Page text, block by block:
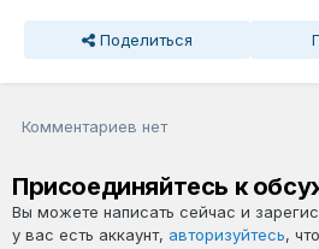
Поделиться
Комментариев нет
Присоединяйтесь к
Вы можете написать сейчас и
у вас есть аккаунт, авторизуйтесь,